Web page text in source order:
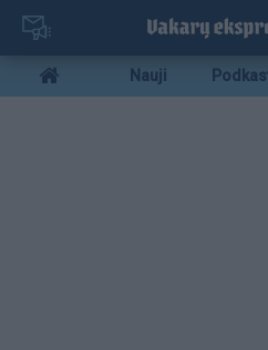
Pereiti
pagrindinį
turinį
Mobile
menu
Nauji